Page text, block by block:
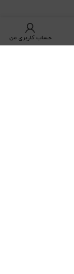
حساب کاربری من